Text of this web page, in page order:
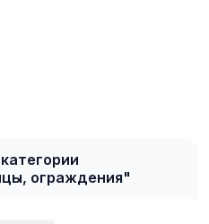
ограждения"